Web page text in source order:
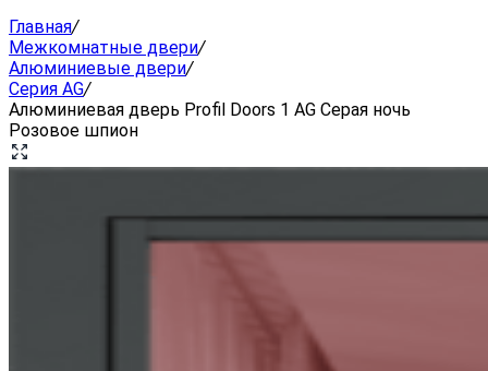
Главная/
Межкомнатные двери/
Алюминиевые двери/
Серия AG/
Алюминиевая дверь Profil Doors 1 AG Серая ночь
Розовое шпион